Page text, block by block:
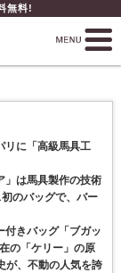
無料!
リに「高級馬具工
」は馬具製作の技術
のバッグで、バー
付きバッグ「ブガッ
の「ケリー」の原
が、不動の人気を誇